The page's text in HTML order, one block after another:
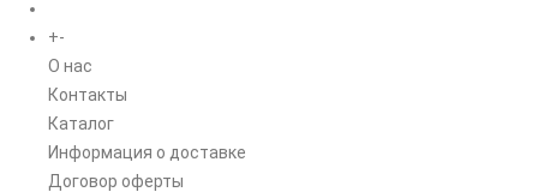
+-
O нас
Контакты
Каталог
Информация о доставке
Договор оферты